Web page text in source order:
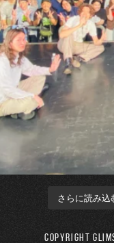
さらに読み込
Copyright